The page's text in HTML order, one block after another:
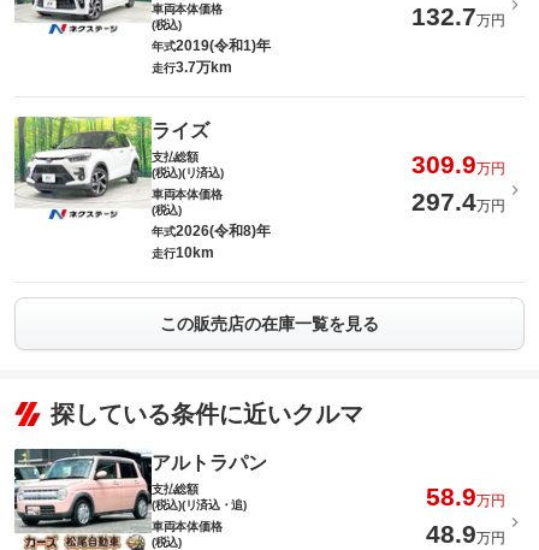
車両本体価格
(税込)
132.7万円
年式2019(令和1)年
走行3.7万km
ライズ
支払総額
(税込)(リ済込)
309.9万円
車両本体価格
(税込)
297.4万円
年式2026(令和8)年
走行10km
この販売店の在庫一覧を見る
探している条件に近いクルマ
アルトラパン
支払総額
(税込)(リ済込・追)
58.9万円
車両本体価格
(税込)
48.9万円